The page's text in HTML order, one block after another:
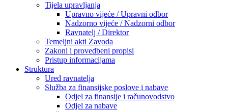
Tijela upravljanja
Upravno vijeće / Upravni odbor
Nadzorno vijeće / Nadzorni odbor
Ravnatelj / Direktor
Temeljni akti Zavoda
Zakoni i provedbeni propisi
Pristup informacijama
Struktura
Ured ravnatelja
Služba za finansijske poslove i nabave
Odjel za finansije i računovodstvo
Odjel za nabave